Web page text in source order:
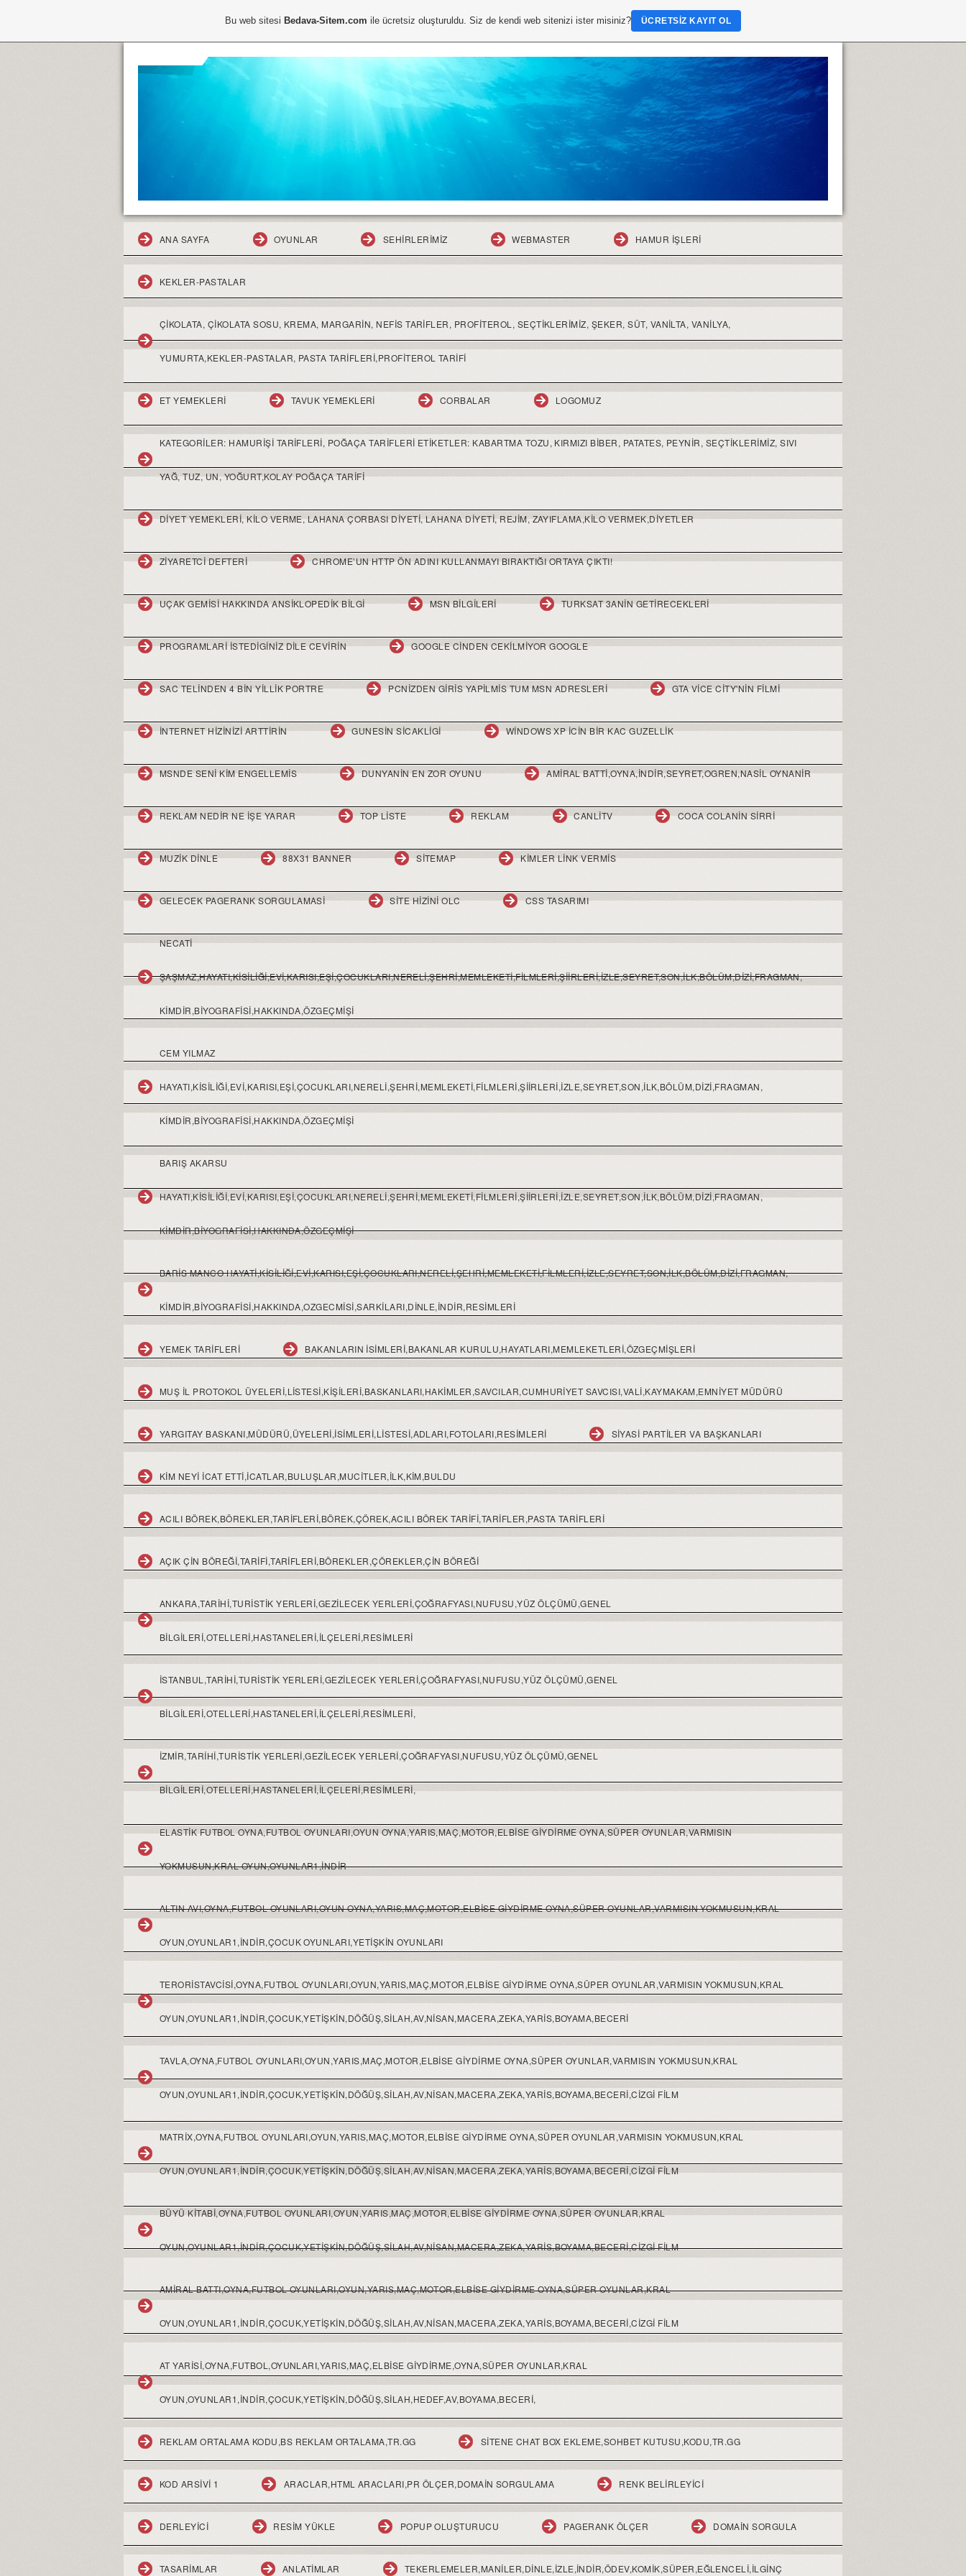
ANA SAYFA OYUNLAR SEHIRLERIMIZ WEBMASTER HAMUR İŞLERİ
KEKLER-PASTALAR
ÇIKOLATA, ÇIKOLATA SOSU, KREMA, MARGARIN, NEFIS TARIFLER, PROFITEROL, SEÇTIKLERIMIZ, ŞEKER, SÜT, VANILTA, VANILYA,
YUMURTA,KEKLER-PASTALAR, PASTA TARIFLERI,PROFITEROL TARIFI
ET YEMEKLERI TAVUK YEMEKLERI CORBALAR LOGOMUZ
KATEGORILER: HAMURIŞI TARIFLERI, POĞAÇA TARIFLERI ETIKETLER: KABARTMA TOZU, KIRMIZI BIBER, PATATES, PEYNIR, SEÇTIKLERIMIZ, SIVI
YAĞ, TUZ, UN, YOĞURT,KOLAY POĞAÇA TARIFI
DIYET YEMEKLERI, KILO VERME, LAHANA ÇORBASI DIYETI, LAHANA DIYETI, REJIM, ZAYIFLAMA,KILO VERMEK,DIYETLER
ZIYARETCI DEFTERI CHROME’UN HTTP ÖN ADINI KULLANMAYI BIRAKTIĞI ORTAYA ÇIKTI!
UÇAK GEMISI HAKKINDA ANSIKLOPEDIK BILGI MSN BILGILERI TURKSAT 3ANIN GETIRECEKLERI
PROGRAMLARI ISTEDIGINIZ DILE CEVIRIN GOOGLE CINDEN CEKILMIYOR GOOGLE
SAC TELINDEN 4 BIN YILLIK PORTRE PCNIZDEN GIRIS YAPILMIS TUM MSN ADRESLERI GTA VICE CITY'NIN FILMI
INTERNET HIZINIZI ARTTIRIN GUNESIN SICAKLIGI WINDOWS XP ICIN BIR KAC GUZELLIK
MSNDE SENI KIM ENGELLEMIS DUNYANIN EN ZOR OYUNU AMIRAL BATTI,OYNA,INDIR,SEYRET,OGREN,NASIL OYNANIR
REKLAM NEDIR NE IŞE YARAR TOP LISTE REKLAM CANLITV COCA COLANIN SIRRI
MUZIK DINLE 88X31 BANNER SITEMAP KIMLER LINK VERMIS
GELECEK PAGERANK SORGULAMASI SITE HIZINI OLC CSS TASARIMI
NECATI
ŞAŞMAZ,HAYATI,KISILIĞI,EVI,KARISI,EŞI,ÇOCUKLARI,NERELI,ŞEHRI,MEMLEKETI,FILMLERI,ŞIIRLERI,IZLE,SEYRET,SON,ILK,BÖLÜM,DIZI,FRAGMAN,
KIMDIR,BIYOGRAFISI,HAKKINDA,ÖZGEÇMIŞI
CEM YILMAZ
HAYATI,KISILIĞI,EVI,KARISI,EŞI,ÇOCUKLARI,NERELI,ŞEHRI,MEMLEKETI,FILMLERI,ŞIIRLERI,IZLE,SEYRET,SON,ILK,BÖLÜM,DIZI,FRAGMAN,
KIMDIR,BIYOGRAFISI,HAKKINDA,ÖZGEÇMIŞI
BARIŞ AKARSU
HAYATI,KISILIĞI,EVI,KARISI,EŞI,ÇOCUKLARI,NERELI,ŞEHRI,MEMLEKETI,FILMLERI,ŞIIRLERI,IZLE,SEYRET,SON,ILK,BÖLÜM,DIZI,FRAGMAN,
KIMDIR,BIYOGRAFISI,HAKKINDA,ÖZGEÇMIŞI
BARIS MANCO HAYATI,KISILIĞI,EVI,KARISI,EŞI,ÇOCUKLARI,NERELI,ŞEHRI,MEMLEKETI,FILMLERI,IZLE,SEYRET,SON,ILK,BÖLÜM,DIZI,FRAGMAN,
KIMDIR,BIYOGRAFISI,HAKKINDA,OZGECMISI,SARKILARI,DINLE,INDIR,RESIMLERI
YEMEK TARIFLERI BAKANLARIN ISIMLERI,BAKANLAR KURULU,HAYATLARI,MEMLEKETLERI,ÖZGEÇMIŞLERI
MUŞ İL PROTOKOL ÜYELERİ,LİSTESİ,KİŞİLERİ,BASKANLARI,HAKİMLER,SAVCILAR,CUMHURIYET SAVCISI,VALİ,KAYMAKAM,EMNİYET MÜDÜRÜ
YARGITAY BASKANI,MÜDÜRÜ,ÜYELERİ,İSİMLERİ,LİSTESİ,ADLARI,FOTOLARI,RESİMLERİ SİYASİ PARTİLER VA BAŞKANLARI
KİM NEYİ İCAT ETTİ,İCATLAR,BULUŞLAR,MUCİTLER,İLK,KİM,BULDU
ACILI BÖREK,BÖREKLER,TARİFLERİ,BÖREK,ÇÖREK,ACILI BÖREK TARİFİ,TARİFLER,PASTA TARİFLERİ
AÇIK ÇIN BÖREĞI,TARIFI,TARIFLERI,BÖREKLER,ÇÖREKLER,ÇIN BÖREĞI
ANKARA,TARİHİ,TURİSTİK YERLERİ,GEZİLECEK YERLERİ,ÇOĞRAFYASI,NUFUSU,YÜZ ÖLÇÜMÜ,GENEL
BİLGİLERİ,OTELLERİ,HASTANELERİ,İLÇELERİ,RESİMLERİ
İSTANBUL,TARİHİ,TURİSTİK YERLERİ,GEZİLECEK YERLERİ,ÇOĞRAFYASI,NUFUSU,YÜZ ÖLÇÜMÜ,GENEL
BİLGİLERİ,OTELLERİ,HASTANELERİ,İLÇELERİ,RESİMLERİ,
İZMİR,TARİHİ,TURİSTİK YERLERİ,GEZİLECEK YERLERİ,ÇOĞRAFYASI,NUFUSU,YÜZ ÖLÇÜMÜ,GENEL
BİLGİLERİ,OTELLERİ,HASTANELERİ,İLÇELERİ,RESİMLERİ,
ELASTIK FUTBOL OYNA,FUTBOL OYUNLARI,OYUN OYNA,YARIS,MAÇ,MOTOR,ELBISE GIYDIRME OYNA,SÜPER OYUNLAR,VARMISIN
YOKMUSUN,KRAL OYUN,OYUNLAR1,INDIR
ALTIN AVI,OYNA,FUTBOL OYUNLARI,OYUN OYNA,YARIS,MAÇ,MOTOR,ELBISE GIYDIRME OYNA,SÜPER OYUNLAR,VARMISIN YOKMUSUN,KRAL
OYUN,OYUNLAR1,INDIR,ÇOCUK OYUNLARI,YETIŞKIN OYUNLARI
TERORISTAVCISI,OYNA,FUTBOL OYUNLARI,OYUN,YARIS,MAÇ,MOTOR,ELBISE GIYDIRME OYNA,SÜPER OYUNLAR,VARMISIN YOKMUSUN,KRAL
OYUN,OYUNLAR1,INDIR,ÇOCUK,YETIŞKIN,DÖĞÜŞ,SILAH,AV,NISAN,MACERA,ZEKA,YARIS,BOYAMA,BECERI
TAVLA,OYNA,FUTBOL OYUNLARI,OYUN,YARIS,MAÇ,MOTOR,ELBISE GIYDIRME OYNA,SÜPER OYUNLAR,VARMISIN YOKMUSUN,KRAL
OYUN,OYUNLAR1,INDIR,ÇOCUK,YETIŞKIN,DÖĞÜŞ,SILAH,AV,NISAN,MACERA,ZEKA,YARIS,BOYAMA,BECERI,CIZGI FILM
MATRIX,OYNA,FUTBOL OYUNLARI,OYUN,YARIS,MAÇ,MOTOR,ELBISE GIYDIRME OYNA,SÜPER OYUNLAR,VARMISIN YOKMUSUN,KRAL
OYUN,OYUNLAR1,INDIR,ÇOCUK,YETIŞKIN,DÖĞÜŞ,SILAH,AV,NISAN,MACERA,ZEKA,YARIS,BOYAMA,BECERI,CIZGI FILM
BÜYÜ KITABI,OYNA,FUTBOL OYUNLARI,OYUN,YARIS,MAÇ,MOTOR,ELBISE GIYDIRME OYNA,SÜPER OYUNLAR,KRAL
OYUN,OYUNLAR1,INDIR,ÇOCUK,YETIŞKIN,DÖĞÜŞ,SILAH,AV,NISAN,MACERA,ZEKA,YARIS,BOYAMA,BECERI,CIZGI FILM
AMIRAL BATTI,OYNA,FUTBOL OYUNLARI,OYUN,YARIS,MAÇ,MOTOR,ELBISE GIYDIRME OYNA,SÜPER OYUNLAR,KRAL
OYUN,OYUNLAR1,INDIR,ÇOCUK,YETIŞKIN,DÖĞÜŞ,SILAH,AV,NISAN,MACERA,ZEKA,YARIS,BOYAMA,BECERI,CIZGI FILM
AT YARİSİ,OYNA,FUTBOL,OYUNLARI,YARIS,MAÇ,ELBİSE GİYDİRME,OYNA,SÜPER OYUNLAR,KRAL
OYUN,OYUNLAR1,İNDİR,ÇOCUK,YETİŞKİN,DÖĞÜŞ,SİLAH,HEDEF,AV,BOYAMA,BECERİ,
REKLAM ORTALAMA KODU,BS REKLAM ORTALAMA,TR.GG SITENE CHAT BOX EKLEME,SOHBET KUTUSU,KODU,TR.GG
KOD ARSIVI 1 ARACLAR,HTML ARACLARI,PR ÖLÇER,DOMAIN SORGULAMA RENK BELIRLEYICI
DERLEYICI RESIM YÜKLE POPUP OLUŞTURUCU PAGERANK ÖLÇER DOMAIN SORGULA
TASARIMLAR ANLATIMLAR TEKERLEMELER,MANILER,DINLE,IZLE,INDIR,ÖDEV,KOMİK,SÜPER,EĞLENCELİ,İLGİNÇ
Bu web sitesi Bedava-Sitem.com ile ücretsiz oluşturuldu. Siz de kendi web sitenizi ister misiniz? ÜCRETSIZ KAYIT OL